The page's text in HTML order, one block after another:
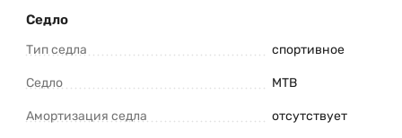
Седло
Тип седла спортивное
Седло MТВ
Амортизация седла отсутствует